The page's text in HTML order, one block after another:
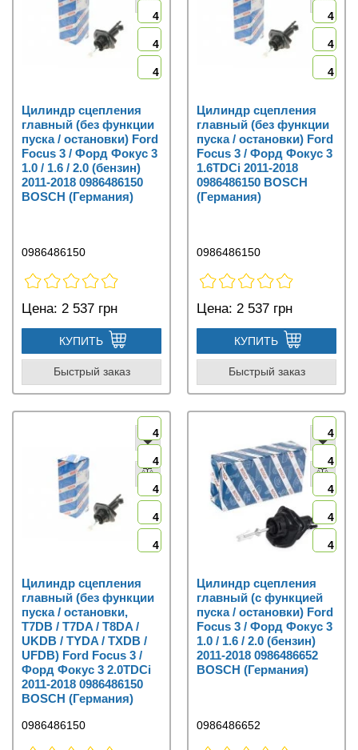
4
4
4
Цилиндр сцепления
главный (без функции
пуска / остановки) Ford
Focus 3 / Форд Фокус 3
1.0 / 1.6 / 2.0 (бензин)
2011-2018 0986486150
BOSCH (Германия)
0986486150
Цена: 2 537 грн
КУПИТЬ
Быстрый заказ
4
4
4
Цилиндр сцепления
главный (без функции
пуска / остановки) Ford
Focus 3 / Форд Фокус 3
1.6TDCi 2011-2018
0986486150 BOSCH
(Германия)
0986486150
Цена: 2 537 грн
КУПИТЬ
Быстрый заказ
4
4
4
4
4
Цилиндр сцепления
главный (без функции
пуска / остановки,
T7DB / T7DA / T8DA /
UKDB / TYDA / TXDB /
UFDB) Ford Focus 3 /
Форд Фокус 3 2.0TDCi
2011-2018 0986486150
BOSCH (Германия)
0986486150
4
4
4
4
4
Цилиндр сцепления
главный (с функцией
пуска / остановки) Ford
Focus 3 / Форд Фокус 3
1.0 / 1.6 / 2.0 (бензин)
2011-2018 0986486652
BOSCH (Германия)
0986486652